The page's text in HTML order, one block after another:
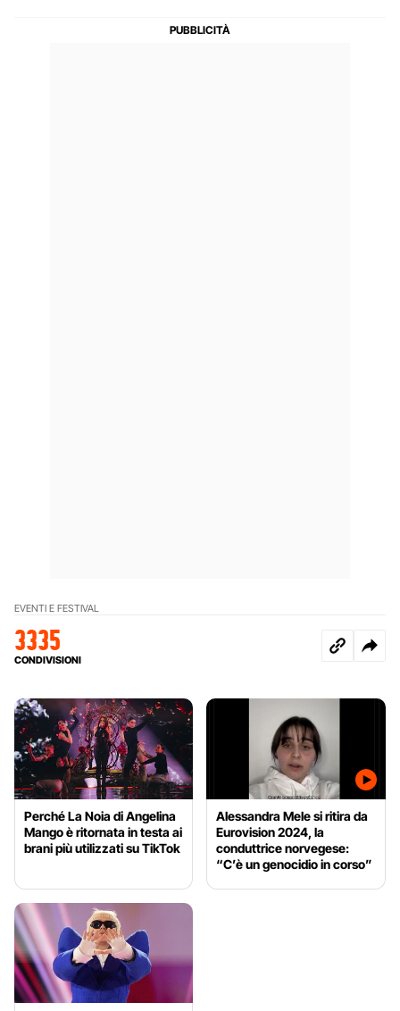
EVENTI E FESTIVAL
3335
CONDIVISIONI
Perché La Noia di Angelina
Mango è ritornata in testa ai
brani più utilizzati su TikTok
Alessandra Mele si ritira da
Eurovision 2024, la
conduttrice norvegese:
“C’è un genocidio in corso”